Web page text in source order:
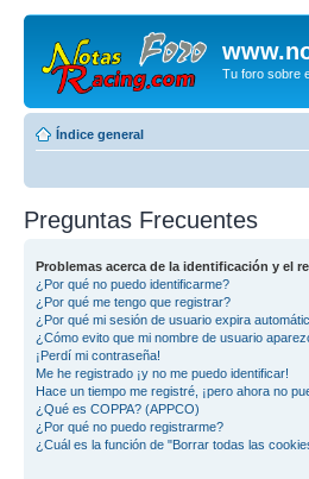
Tu foro sobre
Índice general
Preguntas Frecuentes
Problemas acerca de la identificación y el
¿Por qué no puedo identificarme?
¿Por qué me tengo que registrar?
¿Por qué mi sesión de usuario expira
¿Cómo evito que mi nombre de usuario
¡Perdí mi contraseña!
Me he registrado ¡y no me puedo identificar!
Hace un tiempo me registré, ¡pero ahora no
¿Qué es COPPA? (APPCO)
¿Por qué no puedo registrarme?
¿Cuál es la función de "Borrar todas las